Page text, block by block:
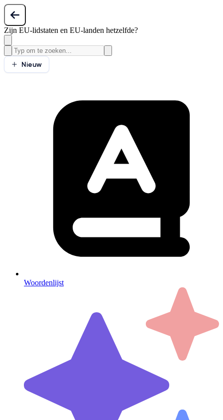
Zijn EU-lidstaten en EU-landen hetzelfde?
Nieuw
Woordenlijst